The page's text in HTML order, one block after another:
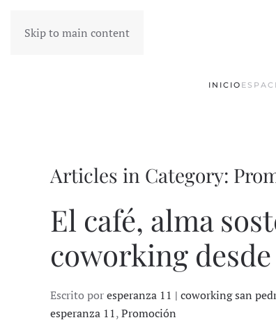
Skip to main content
INICIO
Articles in Category:
El café, alma
coworking desde
Escrito poresperanza 11 | coworking san
esperanza 11,Promoción